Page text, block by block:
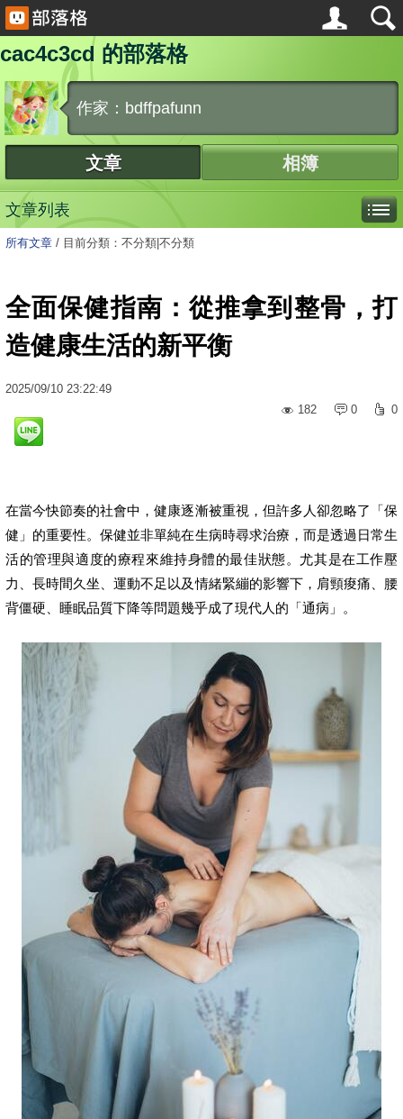
cac4c3cd 的部落格
作家：bdffpafunn
文章 相簿
文章列表
所有文章 / 目前分類：不分類|不分類
全面保健指南：從推拿到整骨，打
造健康生活的新平衡
2025/09/10 23:22:49
182
0 0
在當今快節奏的社會中，健康逐漸被重視，但許多人卻忽略了「保
健」的重要性。保健並非單純在生病時尋求治療，而是透過日常生
活的管理與適度的療程來維持身體的最佳狀態。尤其是在工作壓
力、長時間久坐、運動不足以及情緒緊繃的影響下，肩頸痠痛、腰
背僵硬、睡眠品質下降等問題幾乎成了現代人的「通病」。